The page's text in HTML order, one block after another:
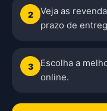
2
Veja as
prazo de
3
Escolha a
online.